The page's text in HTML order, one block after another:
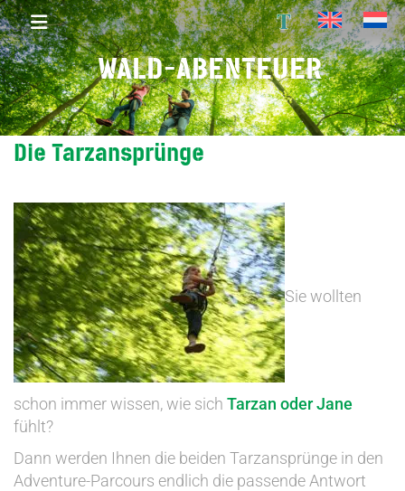
WALD-ABENTEUER
T
Die Tarzansprünge
Sie wollten
schon immer wissen, wie sich Tarzan oder Jane
fühlt?
Dann werden Ihnen die beiden Tarzansprünge in den
Adventure-Parcours endlich die passende Antwort